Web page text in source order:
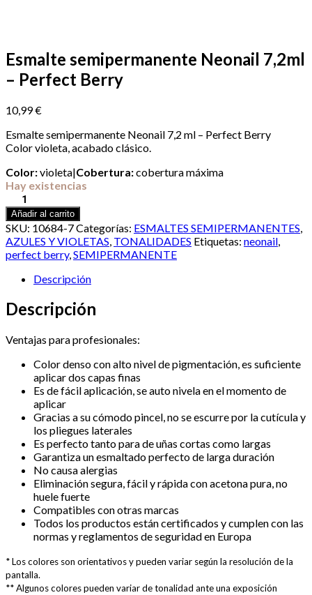
Esmalte semipermanente Neonail 7,2ml
– Perfect Berry
10,99€
Esmalte semipermanente Neonail 7,2 ml – Perfect Berry
Color violeta, acabado clásico.
Color:violeta|Cobertura:cobertura máxima
Hay existencias
Esmalte
semipermanente
Neonail
7,2ml
–
Perfect
Berry
Añadir al carrito
SKU: 10684-7Categorías: ESMALTES SEMIPERMANENTES
AZULES Y VIOLETAS TONALIDADES Etiquetas: neonail
perfect berry, SEMIPERMANENTE
Descripción
Descripción
Ventajas para profesionales:
Color denso con alto nivel de pigmentación, es suficiente
aplicar dos capas finas
⁠Es de fácil aplicación, se auto nivela en el momento de
aplicar
⁠Gracias a su cómodo pincel, no se escurre por la cutícula y
los pliegues laterales
⁠Es perfecto tanto para de uñas cortas como largas
⁠Garantiza un esmaltado perfecto de larga duración
⁠No causa alergias
⁠Eliminación segura, fácil y rápida con acetona pura, no
huele fuerte
⁠Compatibles con otras marcas
⁠Todos los productos están certificados y cumplen con las
normas y reglamentos de seguridad en Europa
* Los colores son orientativos y pueden variar según la resolución de la
pantalla.
** Algunos colores pueden variar de tonalidad ante una exposición